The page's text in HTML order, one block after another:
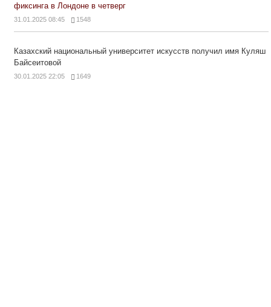
фиксинга в Лондоне в четверг
31.01.2025 08:45 1548
Казахский национальный университет искусств получил имя Куляш
Байсеитовой
30.01.2025 22:05 1649